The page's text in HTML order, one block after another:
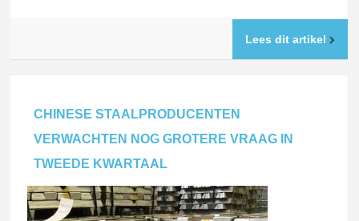
Lees dit artikel
CHINESE STAALPRODUCENTEN
VERWACHTEN NOG GROTERE VRAAG IN
TWEEDE KWARTAAL